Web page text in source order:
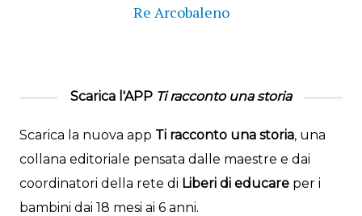
Re Arcobaleno
Scarica l'APP Ti racconto una storia
Scarica la nuova app Ti racconto una storia, una
collana editoriale pensata dalle maestre e dai
coordinatori della rete di Liberi di educare per i
bambini dai 18 mesi ai 6 anni.